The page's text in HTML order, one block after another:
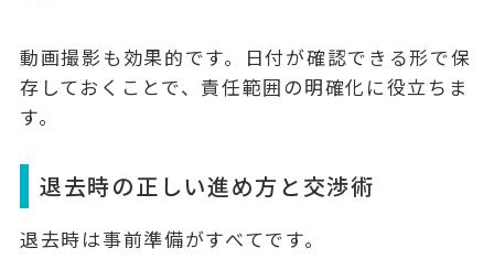
動画撮影も効果的です。日付が確認できる形で保
存しておくことで、責任範囲の明確化に役立ちま
す。
退去時の正しい進め方と交渉術
退去時は事前準備がすべてです。